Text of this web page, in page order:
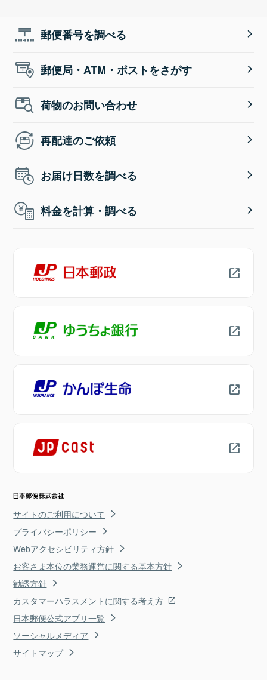
郵便番号を調べる
郵便局・ATM・ポストをさがす
荷物のお問い合わせ
再配達のご依頼
お届け日数を調べる
料金を計算・調べる
サイトのご利用について
プライバシーポリシー
Webアクセシビリティ方針
お客さま本位の業務運営に関する基本方針
勧誘方針
カスタマーハラスメントに関する考え方
日本郵便公式アプリ一覧
ソーシャルメディア
サイトマップ